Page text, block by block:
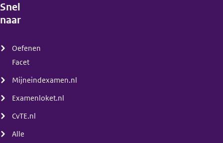
Snel
naar
Oefenen
Facet
Mijneindexamen.nl
Examenloket.nl
CvTE.nl
Alle